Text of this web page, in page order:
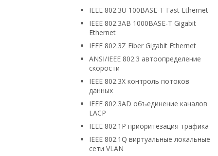
IEEE 802.3U 100BASE-T Fast Ethernet
IEEE 802.3AB 1000BASE-T Gigabit
Ethernet
IEEE 802.3Z Fiber Gigabit Ethernet
ANSI/IEEE 802.3 автоопределение
скорости
IEEE 802.3X контроль потоков
данных
IEEE 802.3AD объединение каналов
LACP
IEEE 802.1P приоритезация трафика
IEEE 802.1Q виртуальные локальные
сети VLAN